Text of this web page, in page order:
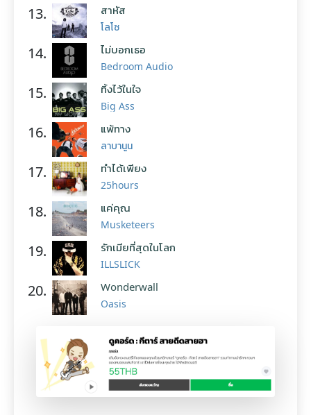
13. สาหัส
โลโซ
14. ไม่บอกเธอ
Bedroom Audio
15. ทิ้งไว้ในใจ
Big Ass
16. แพ้ทาง
ลาบานูน
17. ทำได้เพียง
25hours
18. แค่คุณ
Musketeers
19. รักเมียที่สุดในโลก
ILLSLICK
20. Wonderwall
Oasis